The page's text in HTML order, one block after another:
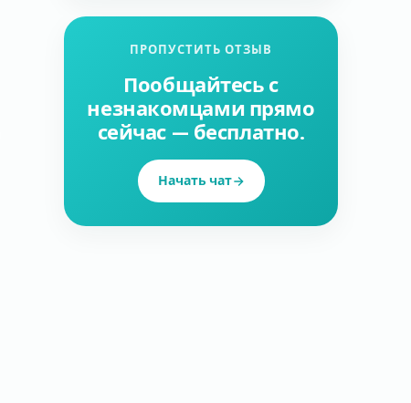
ПРОПУСТИТЬ ОТЗЫВ
Пообщайтесь с
незнакомцами прямо
сейчас — бесплатно.
Начать чат